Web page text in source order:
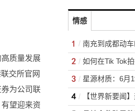
质量发展
交所官网
为公司联
望迎来资
情感
如何在Tik Tok